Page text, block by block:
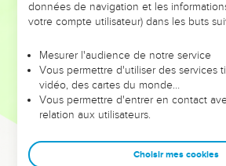
et si je vous pose des questions,
Mais à partir de maintenant, le *Fils
la droite du Dieu tout-puissant.
Alors ils se mirent à crier tous
Fils de Dieu ! —Vous dites vous-mêmes
Là-dessus ils s’écrièrent :
données de navigation et les
votre compte utilisateur) dans les buts
Mesurer l'audience de notre service
Vous permettre d'utiliser des services
vidéo, des cartes du monde…
Vous permettre d'entrer en contact
relation aux utilisateurs.
Choisir mes cookies